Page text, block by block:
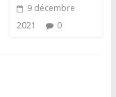
9 décembre
2021
0